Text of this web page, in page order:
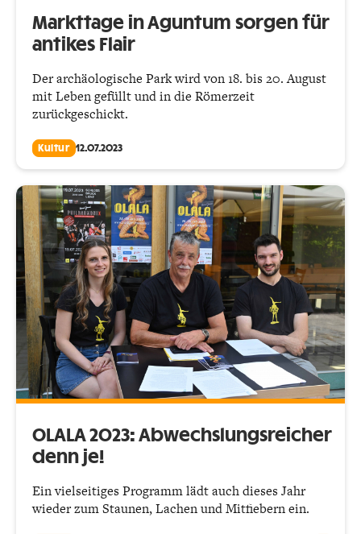
Markttage in Aguntum sorgen für
antikes Flair
Der archäologische Park wird von 18. bis 20. August
mit Leben gefüllt und in die Römerzeit
zurückgeschickt.
Kultur 12.07.2023
OLALA 2023: Abwechslungs­reicher
denn je!
Ein vielseitiges Programm lädt auch dieses Jahr
wieder zum Staunen, Lachen und Mitfiebern ein.